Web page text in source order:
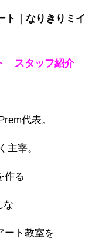
ト｜なりきりミイ
スタッフ紹介
代表。
主宰。
作る
な
ート教室を